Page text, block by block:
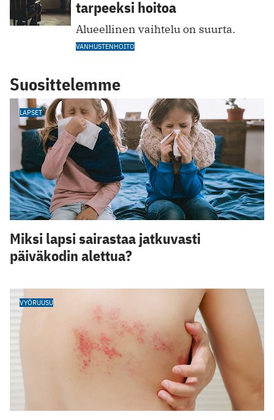
tarpeeksi hoitoa
Alueellinen vaihtelu on suurta.
VANHUSTENHOITO
Suosittelemme
LAPSET
Miksi lapsi sairastaa jatkuvasti
päiväkodin alettua?
VYÖRUUSU